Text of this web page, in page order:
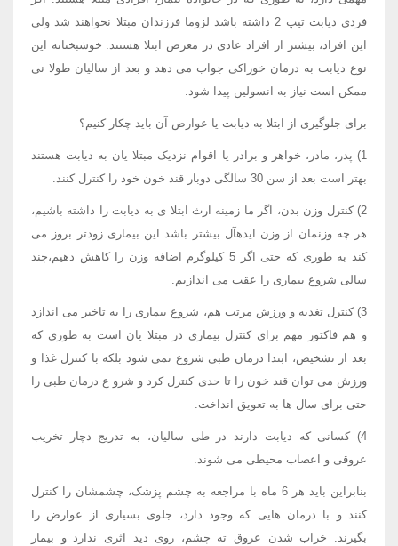
فردی دیابت تیپ 2 داشته باشد لزوما فرزندان مبتلا نخواهند شد ولی
این افراد، بیشتر از افراد عادی در معرض ابتلا هستند. خوشبختانه این
نوع دیابت به درمان خوراکی جواب می دهد و بعد از سالیان طولا نی
ممکن است نیاز به انسولین پیدا شود.
برای جلوگیری از ابتلا به دیابت یا عوارض آن باید چکار کنیم؟
1) پدر، مادر، خواهر و برادر یا اقوام نزدیک مبتلا یان به دیابت هستند
بهتر است بعد از سن 30 سالگی دوبار قند خون خود را کنترل کنند.
2) کنترل وزن بدن، اگر ما زمینه ارث ابتلا ی به دیابت را داشته باشیم،
هر چه وزنمان از وزن ایدهآل بیشتر باشد این بیماری زودتر بروز می
کند به طوری که حتی اگر 5 کیلوگرم اضافه وزن را کاهش دهیم،چند
سالی شروع بیماری را عقب می اندازیم.
3) کنترل تغذیه و ورزش مرتب هم، شروع بیماری را به تاخیر می اندازد
و هم فاکتور مهم برای کنترل بیماری در مبتلا یان است به طوری که
بعد از تشخیص، ابتدا درمان طبی شروع نمی شود بلکه با کنترل غذا و
ورزش می توان قند خون را تا حدی کنترل کرد و شرو ع درمان طبی را
حتی برای سال ها به تعویق انداخت.
4) کسانی که دیابت دارند در طی سالیان، به تدریج دچار تخریب
عروقی و اعصاب محیطی می شوند.
بنابراین باید هر 6 ماه با مراجعه به چشم پزشک، چشمشان را کنترل
کنند و با درمان هایی که وجود دارد، جلوی بسیاری از عوارض را
بگیرند. خراب شدن عروق ته چشم، روی دید اثری ندارد و بیمار